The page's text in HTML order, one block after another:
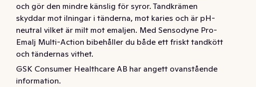
och gör den mindre känslig för syror. Tandkrämen
skyddar mot ilningar i tänderna, mot karies och är pH-
neutral vilket är milt mot emaljen. Med Sensodyne Pro-
Emalj Multi-Action bibehåller du både ett friskt tandkött
och tändernas vithet.
Tandkrämen ProEmalj Daily Protection är speciellt
framtagen för att skydda tänderna mot effekterna av
GSK Consumer Healthcare AB har angett ovanstående
information.